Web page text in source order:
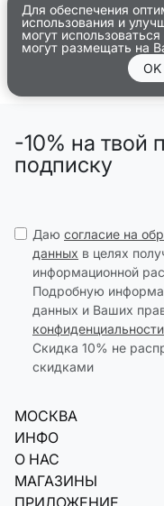
Для обеспечения
использования и
могут
могут размещать на
OK
-10% на твой
подписку
Даю согласие на
данных в целях
информационной
Подробную
данных и Ваших
конфиденциальности
Скидка 10% не
скидками
МОСКВА
ИНФО
О НАС
МАГАЗИНЫ
ПРИЛОЖЕНИЕ